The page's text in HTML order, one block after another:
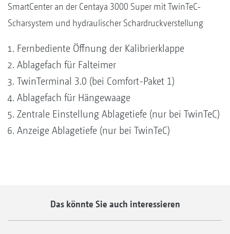
SmartCenter an der Centaya 3000 Super mit TwinTeC-
Scharsystem und hydraulischer Schardruckverstellung
Fernbediente Öffnung der Kalibrierklappe
Ablagefach für Falteimer
TwinTerminal 3.0 (bei Comfort-Paket 1)
Ablagefach für Hängewaage
Zentrale Einstellung Ablagetiefe (nur bei TwinTeC)
Anzeige Ablagetiefe (nur bei TwinTeC)
Das könnte Sie auch interessieren